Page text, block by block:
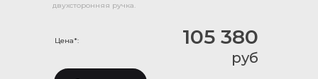
105 380
руб
двухсторонняя ручка.
Цена*: